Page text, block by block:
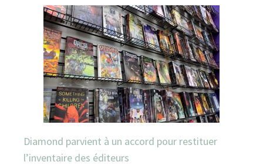
Diamond parvient à un accord pour restituer
l’inventaire des éditeurs